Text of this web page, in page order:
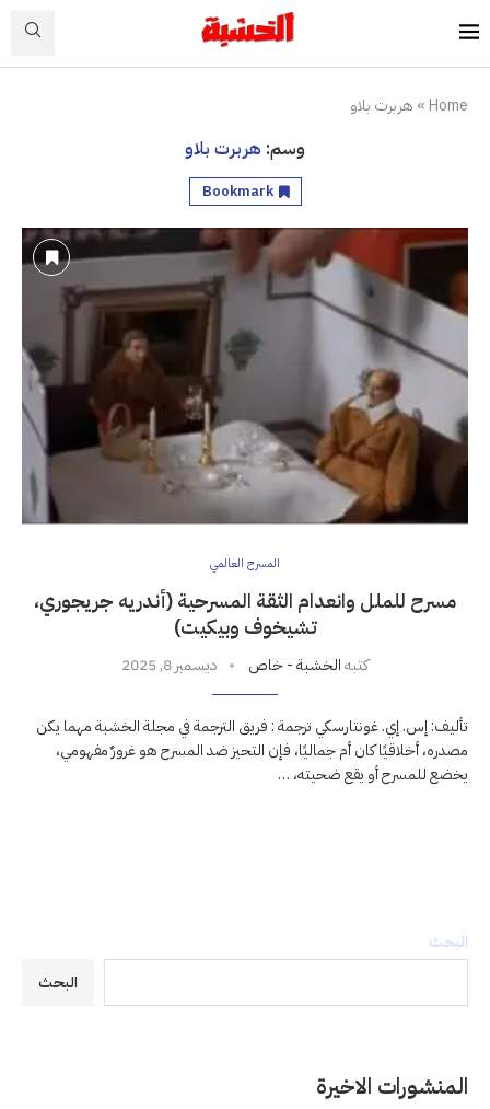
Home
» هربرت بلاو
وسم: هربرت بلاو
Bookmark
المسرح العالمي
مسرح للملل وانعدام الثقة المسرحية (أندريه جريجوري،
تشيخوف وبيكيت)
كتبهالخشبة - خاص ديسمبر 8, 2025
تأليف: إس. إي. غونتارسكي ترجمة : فريق الترجمة في مجلة الخشبة مهما يكن
مصدره، أخلاقيًا كان أم جماليًا، فإن التحيز ضد المسرح هو غرورٌ مفهومي،
يخضع للمسرح أو يقع ضحيته، …
البحث
البحث
المنشورات الاخيرة